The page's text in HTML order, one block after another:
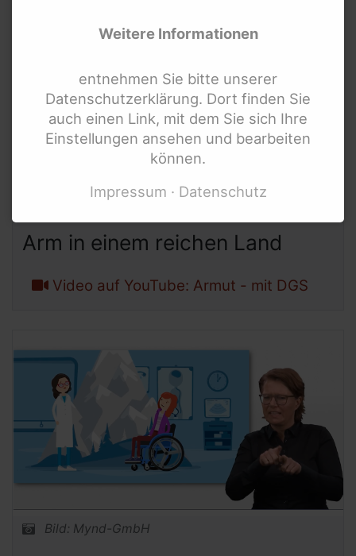
Bild: Mynd-GmbH
Arm in einem reichen Land
Video auf YouTube: Armut - mit DGS
Bild: Mynd-GmbH
Weitere Informationen
entnehmen Sie bitte unserer
Datenschutzerklärung. Dort finden Sie
auch einen Link, mit dem Sie sich Ihre
Einstellungen ansehen und bearbeiten
können.
Impressum
Datenschutz